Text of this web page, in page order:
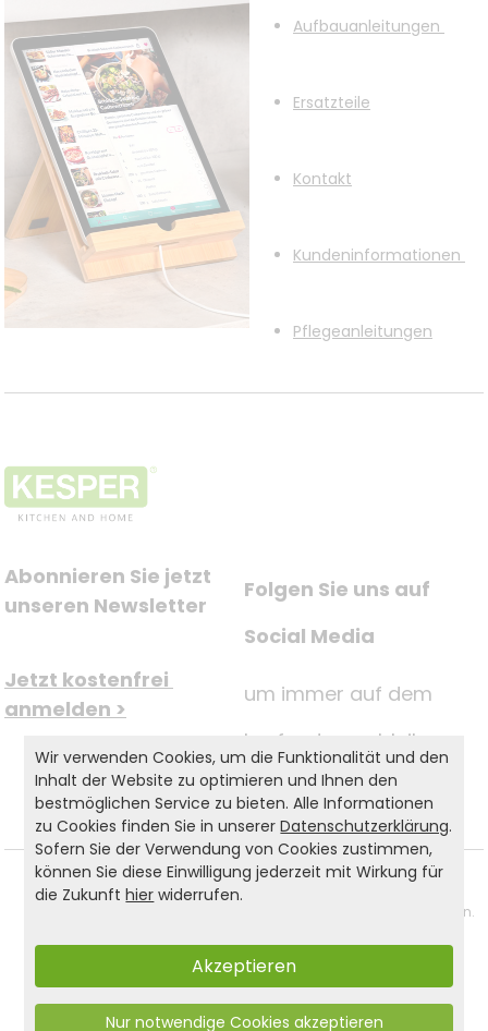
Aufbauanleitungen
Ersatzteile
Kontakt
Kundeninformationen
Pflegeanleitungen
Abonnieren Sie jetzt
unseren Newsletter
Jetzt kostenfrei
anmelden >
Folgen Sie uns auf
Social Media
um immer auf dem
Laufenden zu bleiben.
🌐Barrierefreiheit
Wir arbeiten aktuell daran, unsere Website barrierefrei zu gestalten.
Sie haben Fragen?
Wir verwenden Cookies, um die Funktionalität und den
Inhalt der Website zu optimieren und Ihnen den
bestmöglichen Service zu bieten. Alle Informationen
zu Cookies finden Sie in unsererDatenschutzerklärung.
Sofern Sie der Verwendung von Cookies zustimmen,
können Sie diese Einwilligung jederzeit mit Wirkung für
die Zukunfthier widerrufen.
Akzeptieren
Nur notwendige Cookies akzeptieren